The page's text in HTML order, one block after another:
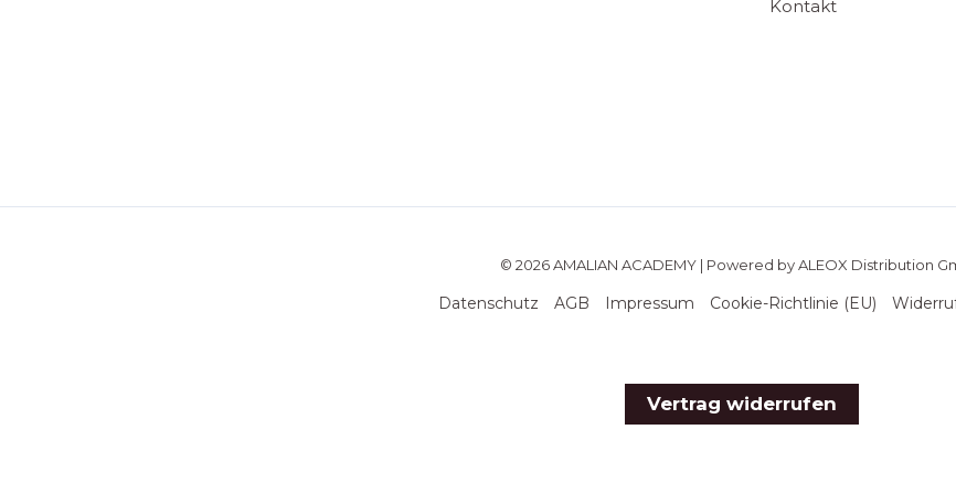
Kontakt
© 2026 AMALIAN ACADEMY | Powered by ALEOX Distribution
Datenschutz AGB Impressum Cookie-Richtlinie (EU)
Vertrag widerrufen